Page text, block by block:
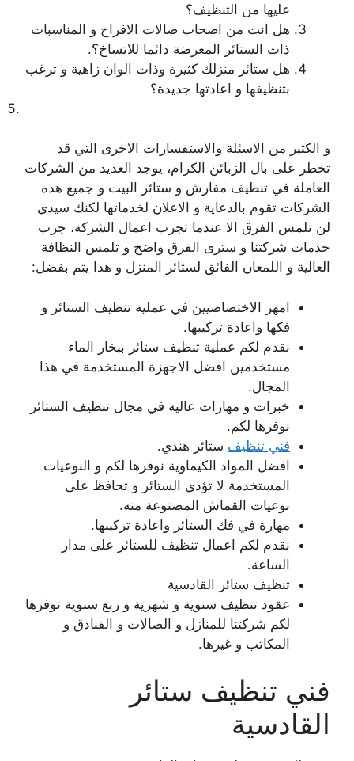
عليها من التنظيف؟
هل انت من اصحاب صالات الافراح و المناسبات
ذات الستائر المعرضة دائما للاتساخ؟.
هل ستائر منزلك كثيرة وذات الوان زاهية و ترغب
بتنظيفها و اعادتها جديدة؟
و الكثير من الاسئلة والاستفسارات الاخرى التي قد
تخطر على بال الزبائن الكرام، يوجد العديد من الشركات
العاملة في تنظيف مفارش و ستائر البيت و جميع هذه
الشركات تقوم بالدعاية و الاعلان لخدماتها لكنك سيدي
لن تلمس الفرق الا عندما تجرب اعمال الشركة، جرب
خدمات شركتنا و سترى الفرق واضح و تلمس النظافة
العالية و اللمعان الفائق لستائر المنزل و هذا يتم بفضل:
امهر الاختصاصيين في عملية تنظيف الستائر و
فكها واعادة تركيبها.
نقدم لكم عملية تنظيف ستائر ببخار الماء
مستخدمين افضل الاجهزة المستخدمة في هذا
المجال.
خبرات و مهارات عالية في مجال تنظيف الستائر
نوفرها لكم.
فني تنظيف ستائر هندي.
افضل المواد الكيماوية نوفرها لكم و النوعيات
المستخدمة لا تؤذي الستائر و تحافظ على
نوعيات القماش المصنوعة منه.
مهارة في فك الستائر واعادة تركيبها.
نقدم لكم اعمال تنظيف للستائر على مدار
الساعة.
تنظيف ستائر القادسية
عقود تنظيف سنوية و شهرية و ربع سنوية توفرها
لكم شركتنا للمنازل و الصالات و الفنادق و
المكاتب و غيرها.
فني تنظيف ستائر
القادسية